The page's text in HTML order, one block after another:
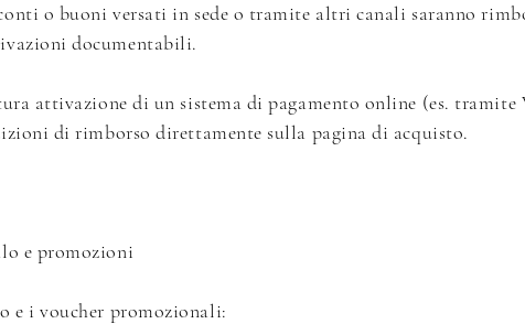
o buoni versati in sede o tramite altri canali saranno
documentabili.
attivazione di un sistema di pagamento online (es. tramite
di rimborso direttamente sulla pagina di acquisto.
e promozioni
e i voucher promozionali: